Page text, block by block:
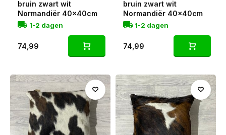
bruin zwart wit
Normandiër 40x40cm
1-2 dagen
74,99
bruin zwart wit
Normandiër 40x40cm
1-2 dagen
74,99